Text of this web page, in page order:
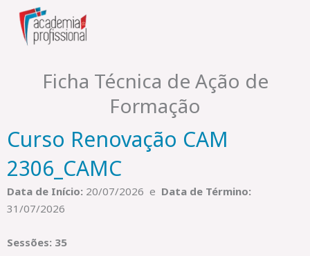
content
Ficha Técnica de Ação de
Formação
Curso Renovação CAM
2306_CAMC
Data de Início: 20/07/2026 e Data de Término:
31/07/2026
Sessões: 35